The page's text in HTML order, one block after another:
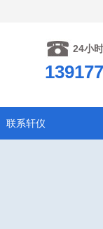
24小
联系轩仪